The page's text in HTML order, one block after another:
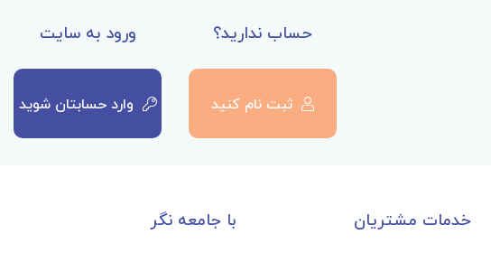
ورود به سایت
وارد حسابتان شوید
حساب ندارید؟
ثبت نام کنید
خدمات مشتریان با جامعه نگر